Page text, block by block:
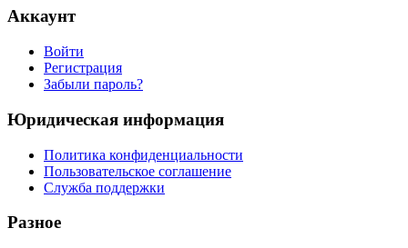
Аккаунт
Войти
Регистрация
Забыли пароль?
Юридическая информация
Политика конфиденциальности
Пользовательское соглашение
Служба поддержки
Разное